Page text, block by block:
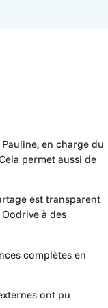
en charge du
permet aussi de
est transparent
à des
complètes en
ont pu